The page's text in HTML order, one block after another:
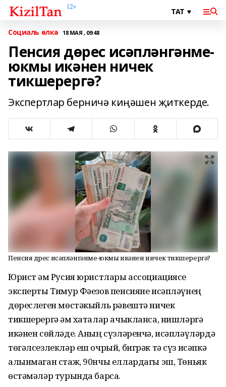
Социаль өлкә 18 МАЯ , 09:48
Пенсия дөрес исәпләнгәнме-
юкмы икәнен ничек
тикшерергә?
Экспертлар берничә киңәшен җиткерде.
Пенсия дөрес исәпләнгәнме-юкмы икәнен ничек тикшерергә?
Юрист һәм Русия юристлары ассоциациясе
эксперты Тимур Фәезов пенсияне исәпләүнең
дөреслеген мөстәкыйль рәвештә ничек
тикшерергә һәм хаталар ачыкланса, нишләргә
икәнен сөйләде. Аның сүзләренчә, исәпләүләрдә
төгәлсезлекләр еш очрый, бигрәк тә сүз исәпкә
алынмаган стаж, 90нчы еллардагы эш, Төньяк
өстәмәләр турында барса.